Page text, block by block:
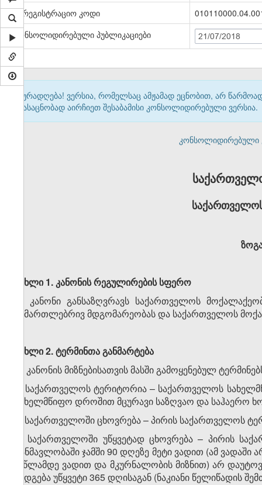
სარეგისტრაციო კოდი
კონსოლიდირებული პუბლიკაციები
21/07/2018
ყურადღება! ვერსია, რომელსაც ამჟამად ეცნობით, არ
გასაცნობად აირჩიეთ შესაბამისი კონსოლიდირებული ვერსია.
კონსოლიდირებული
მუხლი 1. კანონის რეგულირების სფერო
ეს კანონი განსაზღვრავს საქართველოს
სამართლებრივ მდგომარეობას და საქართველოს
მუხლი 2. ტერმინთა განმარტება
ამ კანონის მიზნებისათვის მასში გამოყენებულ
ა) საქართველოს ტერიტორია – საქართველოს
სახელმწიფო დროშით მცურავი საზღვაო და საჰაერო
ბ) საქართველოში ცხოვრება – პირის საქართველოს
გ) საქართველოში უწყვეტად ცხოვრება – პირის
განმავლობაში ჯამში 90 დღეზე მეტი ვადით (ამ
2 წლამდე ვადით და მკურნალობის მიზნით) არ
შედგება უწყვეტი 365 დღისაგან (ნაკიანი წელიწადის